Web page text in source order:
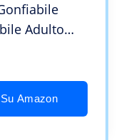
Adulto
Amazon